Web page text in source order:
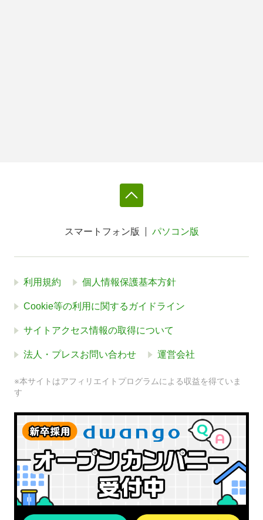
スマートフォン版 パソコン版
利用規約 個人情報保護基本方針
Cookie等の利用に関するガイドライン
サイトアクセス情報の取得について
法人・プレスお問い合わせ 運営会社
※本サイトはアフィリエイトプログラムによる収益を得ていま
す